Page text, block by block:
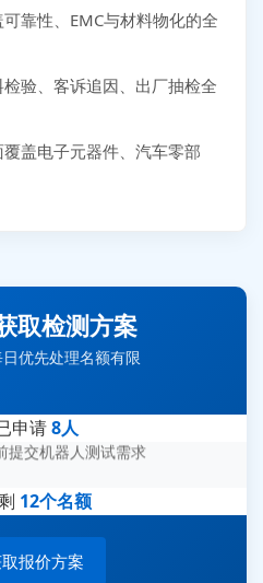
可靠性、EMC与材料物化的全
检验、客诉追因、出厂抽检全
覆盖电子元器件、汽车零部
取检测方案
优先处理名额有限
申请8人
EMC报价需求
交芯片失效分析需求
提交防爆测试需求
提交材料分析需求
交机器人测试需求
12个名额
报价方案